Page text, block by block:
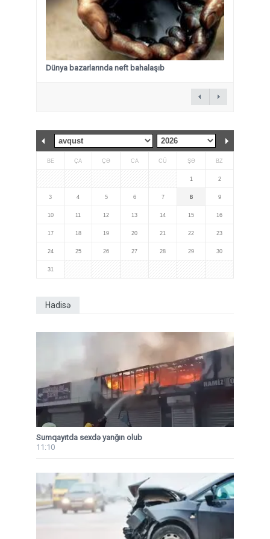
Dünya bazarlarında neft bahalaşıb
BE ÇA ÇƏ CA CÜ ŞƏ BZ
1 2
3 4 5 6 7 8 9
10 11 12 13 14 15 16
17 18 19 20 21 22 23
24 25 26 27 28 29 30
31
Hadisə
Sumqayıtda sexdə yanğın olub
11:10